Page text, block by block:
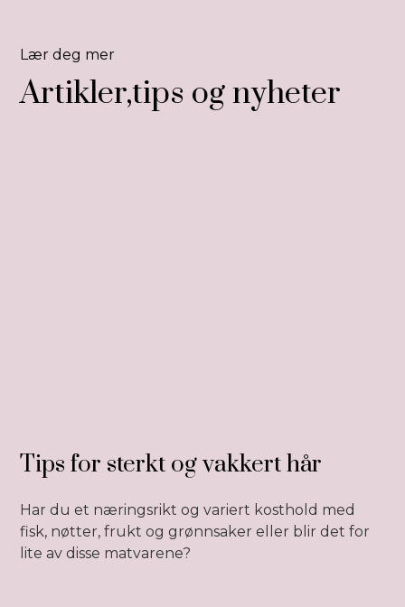
Lær deg mer
Artikler,tips og nyheter
Tips for sterkt og vakkert hår
Har du et næringsrikt og variert kosthold med
fisk, nøtter, frukt og grønnsaker eller blir det for
lite av disse matvarene?